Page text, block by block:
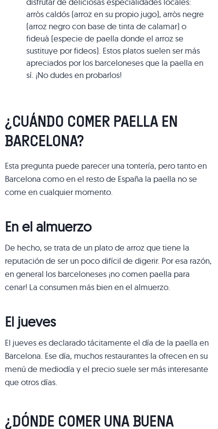
arròs caldós (arroz en su propio jugo), arròs negre
(arroz negro con base de tinta de calamar) o
fideuà (especie de paella donde el arroz se
sustituye por fideos). Estos platos suelen ser más
apreciados por los barceloneses que la paella en
sí. ¡No dudes en probarlos!
¿CUÁNDO COMER PAELLA EN
BARCELONA?
Esta pregunta puede parecer una tontería, pero tanto en
Barcelona como en el resto de España la paella no se
come en cualquier momento.
En el almuerzo
De hecho, se trata de un plato de arroz que tiene la
reputación de ser un poco difícil de digerir. Por esa razón,
en general los barceloneses ¡no comen paella para
cenar! La consumen más bien en el almuerzo.
El jueves
El jueves es declarado tácitamente el día de la paella en
Barcelona. Ese día, muchos restaurantes la ofrecen en su
menú de mediodía y el precio suele ser más interesante
que otros días.
¿DÓNDE COMER UNA BUENA